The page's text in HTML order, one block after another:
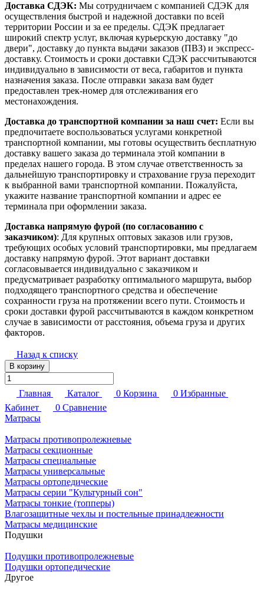
Доставка СДЭК: Мы сотрудничаем с компанией СДЭК для
осуществления быстрой и надежной доставки по всей
территории России и за ее пределы. СДЭК предлагает
широкий спектр услуг, включая курьерскую доставку "до
двери", доставку до пункта выдачи заказов (ПВЗ) и экспресс-
доставку. Стоимость и сроки доставки СДЭК рассчитываются
индивидуально в зависимости от веса, габаритов и пункта
назначения заказа. После отправки заказа вам будет
предоставлен трек-номер для отслеживания его
местонахождения.
Доставка до транспортной компании за наш счет: Если вы
предпочитаете воспользоваться услугами конкретной
транспортной компании, мы готовы осуществить бесплатную
доставку вашего заказа до терминала этой компании в
пределах нашего города. В этом случае ответственность за
дальнейшую транспортировку и страхование груза переходит
к выбранной вами транспортной компании. Пожалуйста,
укажите название транспортной компании и адрес ее
терминала при оформлении заказа.
Доставка напрямую фурой (по согласованию с
заказчиком): Для крупных оптовых заказов или грузов,
требующих особых условий транспортировки, мы предлагаем
доставку напрямую фурой. Этот вариант доставки
согласовывается индивидуально с заказчиком и
предусматривает разработку оптимального маршрута, выбор
подходящего транспортного средства и обеспечение
сохранности груза на протяжении всего пути. Стоимость и
сроки доставки фурой рассчитываются в каждом конкретном
случае в зависимости от расстояния, объема груза и других
факторов.
Назад к списку
В корзину
Главная Каталог 0 Корзина 0 Избранные
Кабинет
0 Сравнение
Матрасы
Матрасы противопролежневые
Матрасы секционные
Матрасы специальные
Матрасы универсальные
Матрасы ортопедические
Матрасы серии "Культурный сон"
Матрасы тонкие (топперы)
Влагозащитные чехлы и постельные принадлежности
Матрасы медицинские
Подушки
Подушки противопролежневые
Подушки ортопедические
Другое